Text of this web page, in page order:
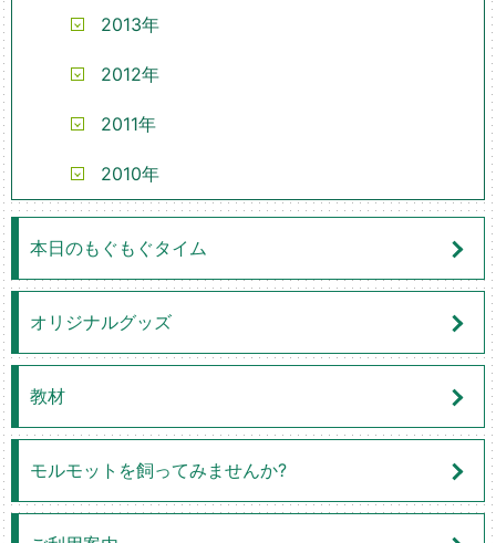
2013年
2012年
2011年
2010年
本日のもぐもぐタイム
オリジナルグッズ
教材
モルモットを飼ってみませんか?